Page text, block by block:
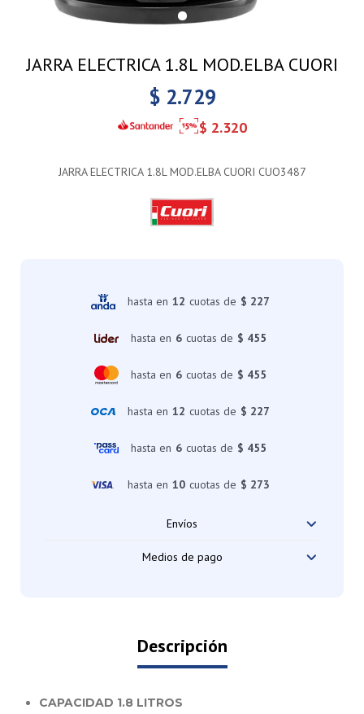
JARRA ELECTRICA 1.8L MOD.ELBA CUORI
$ 2.729
$ 2.320
JARRA ELECTRICA 1.8L MOD.ELBA CUORI CUO3487
hasta en 12 cuotas de $ 227
hasta en 6 cuotas de $ 455
hasta en 6 cuotas de $ 455
hasta en 12 cuotas de $ 227
hasta en 6 cuotas de $ 455
hasta en 10 cuotas de $ 273
Envíos
Medios de pago
Descripción
CAPACIDAD 1.8 LITROS